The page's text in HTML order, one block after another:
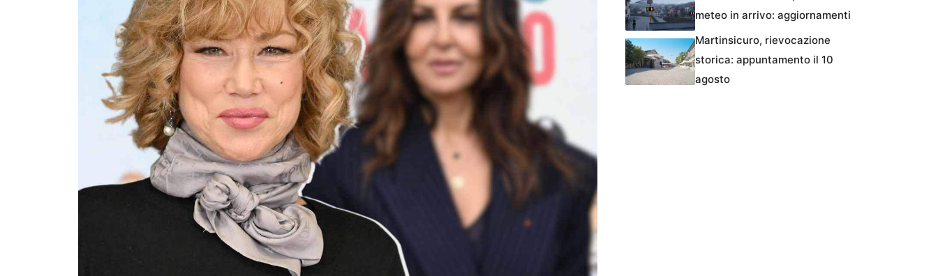
meteo in arrivo: aggiornamenti
Martinsicuro, rievocazione
storica: appuntamento il 10
agosto